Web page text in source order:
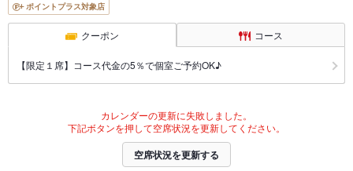
ポイントプラス対象店
クーポン コース
【限定１席】コース代金の5％で個室ご予約OK♪
カレンダーの更新に失敗しました。
下記ボタンを押して空席状況を更新してください。
空席状況を更新する